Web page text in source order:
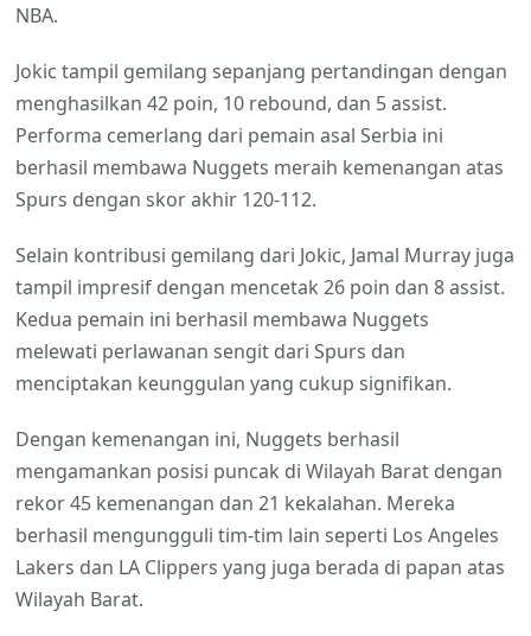
NBA.
Jokic tampil gemilang sepanjang pertandingan dengan
menghasilkan 42 poin, 10 rebound, dan 5 assist.
Performa cemerlang dari pemain asal Serbia ini
berhasil membawa Nuggets meraih kemenangan atas
Spurs dengan skor akhir 120-112.
Selain kontribusi gemilang dari Jokic, Jamal Murray juga
tampil impresif dengan mencetak 26 poin dan 8 assist.
Kedua pemain ini berhasil membawa Nuggets
melewati perlawanan sengit dari Spurs dan
menciptakan keunggulan yang cukup signifikan.
Dengan kemenangan ini, Nuggets berhasil
mengamankan posisi puncak di Wilayah Barat dengan
rekor 45 kemenangan dan 21 kekalahan. Mereka
berhasil mengungguli tim-tim lain seperti Los Angeles
Lakers dan LA Clippers yang juga berada di papan atas
Wilayah Barat.